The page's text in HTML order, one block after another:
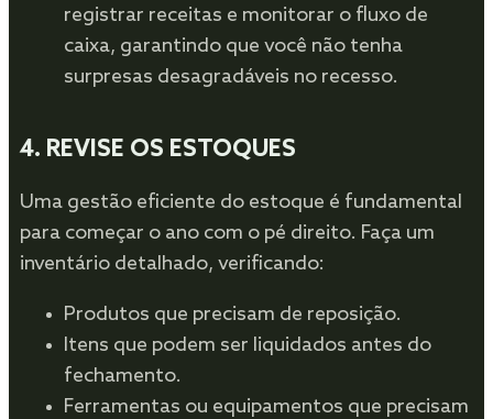
registrar receitas e monitorar o fluxo de
caixa, garantindo que você não tenha
surpresas desagradáveis no recesso.
4. REVISE OS ESTOQUES
Uma gestão eficiente do estoque é fundamental
para começar o ano com o pé direito. Faça um
inventário detalhado, verificando:
Produtos que precisam de reposição.
Itens que podem ser liquidados antes do
fechamento.
Ferramentas ou equipamentos que precisam